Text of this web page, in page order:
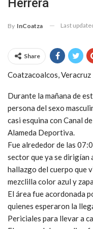
Herrera
By InCoatza Last
Share
Coatzacoalcos, Veracruz
Durante la mañana de
persona del sexo
casi esquina con Canal
Alameda Deportiva.
Fue alrededor de las
sector que ya se dirigían
hallazgo del cuerpo que
mezclilla color azul y
El área fue acordonada
quienes esperaron la
Periciales para llevar a